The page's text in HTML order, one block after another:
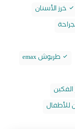
خرز الأسنان
طربوش emax
الفكين
للأطفال